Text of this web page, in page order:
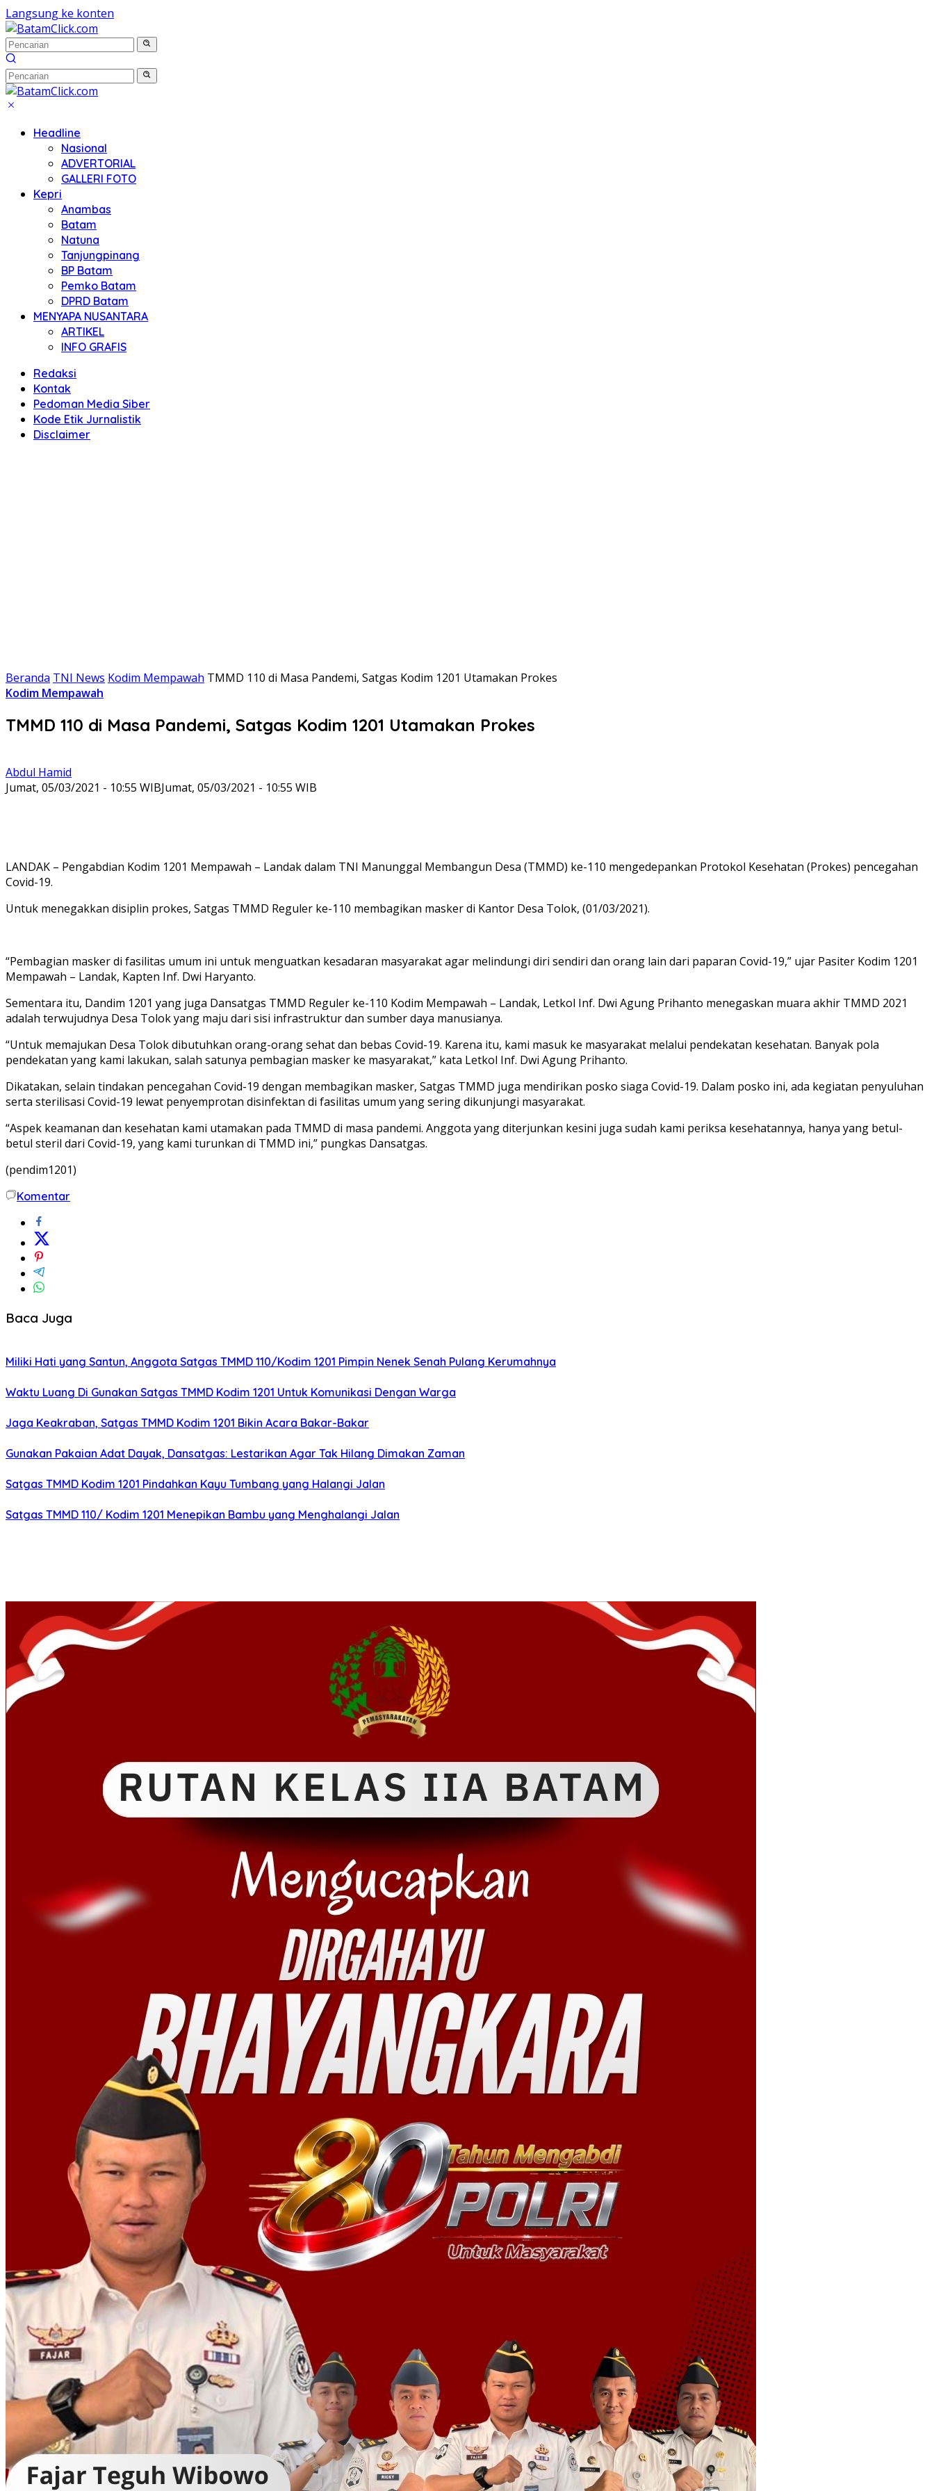
Langsung ke konten
Headline
Nasional
ADVERTORIAL
GALLERI FOTO
Kepri
Anambas
Batam
Natuna
Tanjungpinang
BP Batam
Pemko Batam
DPRD Batam
MENYAPA NUSANTARA
ARTIKEL
INFO GRAFIS
Redaksi
Kontak
Pedoman Media Siber
Kode Etik Jurnalistik
Disclaimer
Beranda TNI News Kodim Mempawah TMMD 110 di Masa Pandemi, Satgas Kodim 1201 Utamakan Prokes
Kodim Mempawah
TMMD 110 di Masa Pandemi, Satgas Kodim 1201 Utamakan Prokes
Abdul Hamid
Jumat, 05/03/2021 - 10:55 WIBJumat, 05/03/2021 - 10:55 WIB
LANDAK – Pengabdian Kodim 1201 Mempawah – Landak dalam TNI Manunggal Membangun Desa (TMMD) ke-110 mengedepankan Protokol Kesehatan (Prokes) pencegahan
Covid-19.
Untuk menegakkan disiplin prokes, Satgas TMMD Reguler ke-110 membagikan masker di Kantor Desa Tolok, (01/03/2021).
“Pembagian masker di fasilitas umum ini untuk menguatkan kesadaran masyarakat agar melindungi diri sendiri dan orang lain dari paparan Covid-19,” ujar Pasiter Kodim 1201
Mempawah – Landak, Kapten Inf. Dwi Haryanto.
Sementara itu, Dandim 1201 yang juga Dansatgas TMMD Reguler ke-110 Kodim Mempawah – Landak, Letkol Inf. Dwi Agung Prihanto menegaskan muara akhir TMMD 2021
adalah terwujudnya Desa Tolok yang maju dari sisi infrastruktur dan sumber daya manusianya.
“Untuk memajukan Desa Tolok dibutuhkan orang-orang sehat dan bebas Covid-19. Karena itu, kami masuk ke masyarakat melalui pendekatan kesehatan. Banyak pola
pendekatan yang kami lakukan, salah satunya pembagian masker ke masyarakat,” kata Letkol Inf. Dwi Agung Prihanto.
Dikatakan, selain tindakan pencegahan Covid-19 dengan membagikan masker, Satgas TMMD juga mendirikan posko siaga Covid-19. Dalam posko ini, ada kegiatan penyuluhan
serta sterilisasi Covid-19 lewat penyemprotan disinfektan di fasilitas umum yang sering dikunjungi masyarakat.
“Aspek keamanan dan kesehatan kami utamakan pada TMMD di masa pandemi. Anggota yang diterjunkan kesini juga sudah kami periksa kesehatannya, hanya yang betul-
betul steril dari Covid-19, yang kami turunkan di TMMD ini,” pungkas Dansatgas.
(pendim1201)
Komentar
Baca Juga
Miliki Hati yang Santun, Anggota Satgas TMMD 110/Kodim 1201 Pimpin Nenek Senah Pulang Kerumahnya
Waktu Luang Di Gunakan Satgas TMMD Kodim 1201 Untuk Komunikasi Dengan Warga
Jaga Keakraban, Satgas TMMD Kodim 1201 Bikin Acara Bakar-Bakar
Gunakan Pakaian Adat Dayak, Dansatgas: Lestarikan Agar Tak Hilang Dimakan Zaman
Satgas TMMD Kodim 1201 Pindahkan Kayu Tumbang yang Halangi Jalan
Satgas TMMD 110/ Kodim 1201 Menepikan Bambu yang Menghalangi Jalan